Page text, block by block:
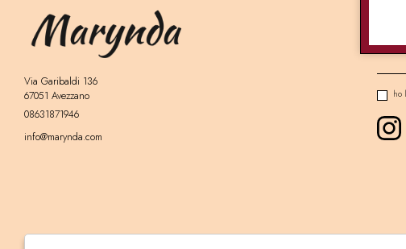
Via Garibaldi 136
67051 Avezzano
08631871946
info@marynda.com
ho